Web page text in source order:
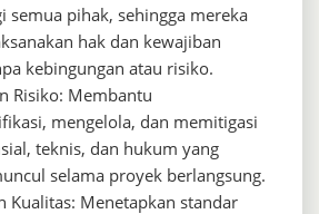
semua pihak, sehingga mereka
hak dan kewajiban
kebingungan atau risiko.
Risiko: Membantu
mengelola, dan memitigasi
teknis, dan hukum yang
selama proyek berlangsung.
Kualitas: Menetapkan standar